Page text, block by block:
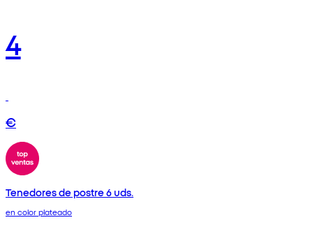
4
€
Tenedores de postre 6 uds.
en color plateado